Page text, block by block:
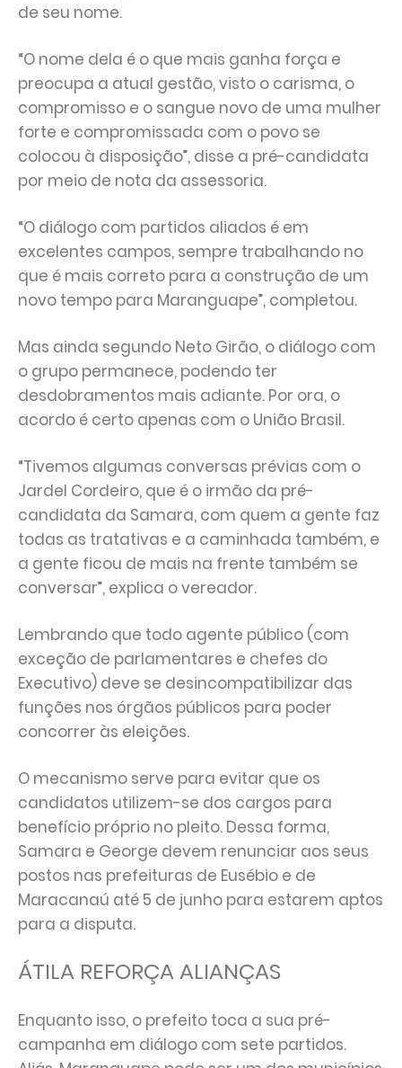
de seu nome.
“O nome dela é o que mais ganha força e
preocupa a atual gestão, visto o carisma, o
compromisso e o sangue novo de uma mulher
forte e compromissada com o povo se
colocou à disposição”, disse a pré-candidata
por meio de nota da assessoria.
“O diálogo com partidos aliados é em
excelentes campos, sempre trabalhando no
que é mais correto para a construção de um
novo tempo para Maranguape”, completou.
Mas ainda segundo Neto Girão, o diálogo com
o grupo permanece, podendo ter
desdobramentos mais adiante. Por ora, o
acordo é certo apenas com o União Brasil.
“Tivemos algumas conversas prévias com o
Jardel Cordeiro, que é o irmão da pré-
candidata da Samara, com quem a gente faz
todas as tratativas e a caminhada também, e
a gente ficou de mais na frente também se
conversar”, explica o vereador.
Lembrando que todo agente público (com
exceção de parlamentares e chefes do
Executivo) deve se desincompatibilizar das
funções nos órgãos públicos para poder
concorrer às eleições.
O mecanismo serve para evitar que os
candidatos utilizem-se dos cargos para
benefício próprio no pleito. Dessa forma,
Samara e George devem renunciar aos seus
postos nas prefeituras de Eusébio e de
Maracanaú até 5 de junho para estarem aptos
para a disputa.
ÁTILA REFORÇA ALIANÇAS
Enquanto isso, o prefeito toca a sua pré-
campanha em diálogo com sete partidos.